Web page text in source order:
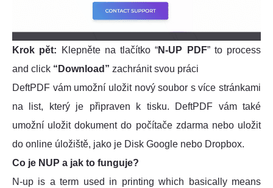
Krok pět: Klepněte na tlačítko “N-UP PDF” to process
and click “Download” zachránit svou práci
DeftPDF vám umožní uložit nový soubor s více stránkami
na list, který je připraven k tisku. DeftPDF vám také
umožní uložit dokument do počítače zdarma nebo uložit
do online úložiště, jako je Disk Google nebo Dropbox.
Co je NUP a jak to funguje?
N-up is a term used in printing which basically means